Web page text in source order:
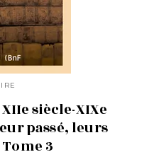
siècle-XIXe
passé, leurs
3